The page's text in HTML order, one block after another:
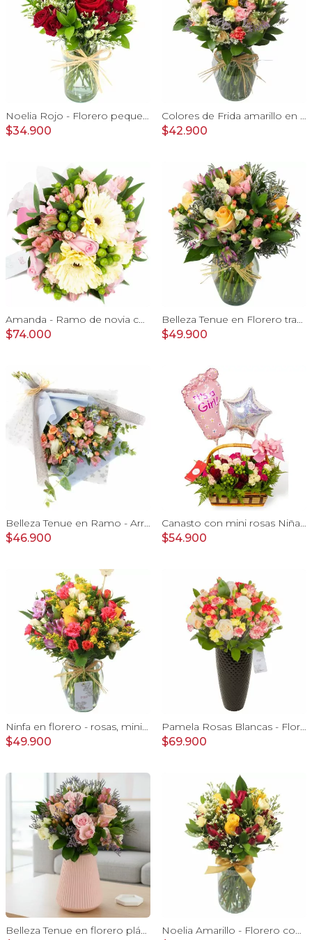
Noelia Rojo - Florero pequeño con Rosas, mini rosas, mini claveles y limonium
$34.900
Colores de Frida amarillo en florero - Ánfora con rosas, claveles, estate y limonium
$42.900
Amanda - Ramo de novia con gerberas, rosas rosadas y astromelias rosadas
$74.000
Belleza Tenue en Florero transparente con rosas damasco, mini claveles, astromelias y limonium
$49.900
Belleza Tenue en Ramo - Arreglo de rosas blancas, delfinium azul, astromelias y eucaliptus
$46.900
Canasto con mini rosas Niña - Arreglo floral con minirosas y globos metalicos
$54.900
Ninfa en florero - rosas, miniclaveles y astromelias
$49.900
Pamela Rosas Blancas - Florero negro mediano con rosas blancas y mini claveles amarillos y naranjos
$69.900
Belleza Tenue en florero plástico - arreglo rosa pastel Noelia Amarillo - Florero con rosas, mini rosas, mini claveles y limonium